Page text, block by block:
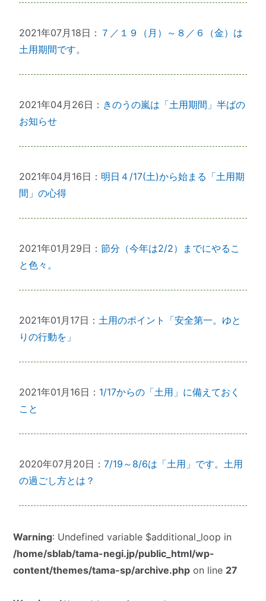
2021年07月18日 ： ７／１９（月）～８／６（金）は
土用期間です。
2021年04月26日 ： きのうの嵐は「土用期間」半ばの
お知らせ
2021年04月16日 ： 明日４/17(土)から始まる「土用期
間」の心得
2021年01月29日 ：節分（今年は2/2）までにやるこ
と色々。
2021年01月17日 ： 土用のポイント「安全第一。ゆと
りの行動を」
2021年01月16日 ： 1/17からの「土用」に備えておく
こと
2020年07月20日 ：7/19～8/6は「土用」です。土用
の過ごし方とは？
Warning: Undefined variable $additional_loop in
/home/sblab/tama-negi.jp/public_html/wp-
content/themes/tama-sp/archive.php on line 27